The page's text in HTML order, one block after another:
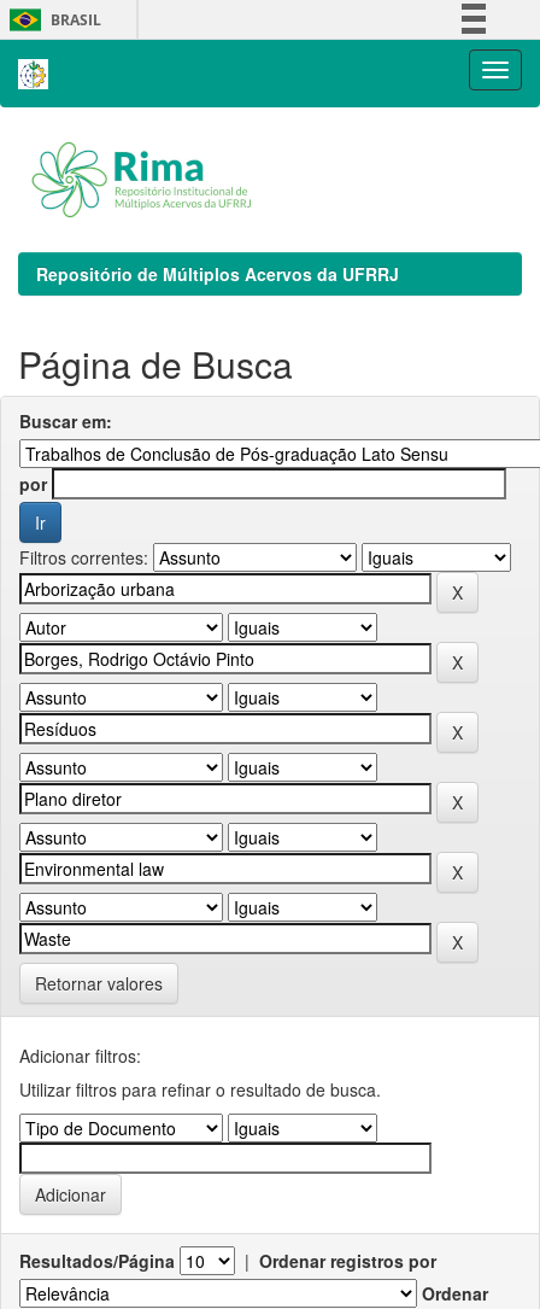
Skip
navigation
BRASIL
Repositório de Múltiplos Acervos da UFRRJ
Página de Busca
Buscar em:
por
Filtros correntes:
Retornar valores
Adicionar filtros:
Utilizar filtros para refinar o resultado de busca.
Resultados/Página | Ordenar registros por
Ordenar